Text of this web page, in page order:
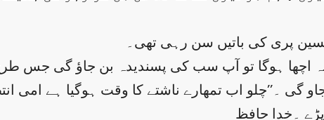
پری کی باتیں سن رہی تھی۔
جاو گی ۔’’چلو اب تمھارے ناشتے کا وقت ہوگیا ہے